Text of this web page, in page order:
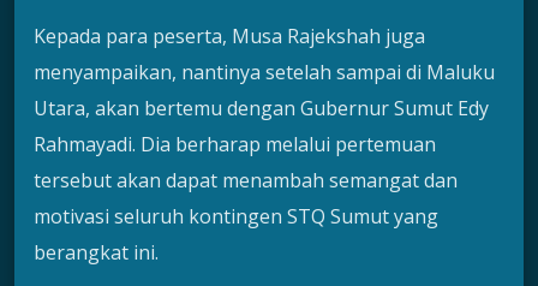
Kepada para peserta, Musa Rajekshah juga
menyampaikan, nantinya setelah sampai di Maluku
Utara, akan bertemu dengan Gubernur Sumut Edy
Rahmayadi. Dia berharap melalui pertemuan
tersebut akan dapat menambah semangat dan
motivasi seluruh kontingen STQ Sumut yang
berangkat ini.